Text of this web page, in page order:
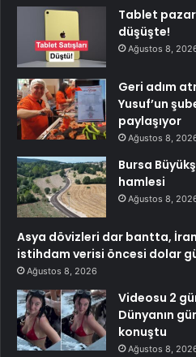
Tablet
düşüşte!
Ağustos 8,
Geri adım
Yusuf’un
paylaşıyor
Ağustos 8,
Bursa
hamlesi
Ağustos 8,
Asya dövizleri dar bantta,
istihdam verisi öncesi dolar
Ağustos 8, 2026
Videosu 2
Dünyanın
konuştu
Ağustos 8,